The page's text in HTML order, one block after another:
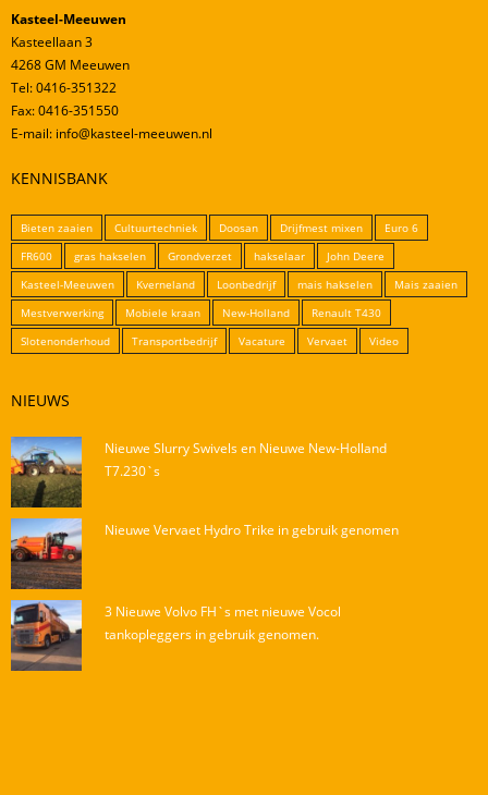
Kasteel-Meeuwen
Kasteellaan 3
4268 GM Meeuwen
Tel: 0416-351322
Fax: 0416-351550
E-mail: info@kasteel-meeuwen.nl
KENNISBANK
Bieten zaaien Cultuurtechniek Doosan Drijfmest mixen
Euro 6
FR600
gras hakselen Grondverzet hakselaar
John Deere
Kasteel-Meeuwen
Kverneland Loonbedrijf mais hakselen
Mais zaaien
Mestverwerking
Mobiele kraan New-Holland
Renault T430
Slotenonderhoud
Transportbedrijf Vacature Vervaet Video
NIEUWS
Nieuwe Slurry Swivels en Nieuwe New-Holland
T7.230`s
Nieuwe Vervaet Hydro Trike in gebruik genomen
3 Nieuwe Volvo FH`s met nieuwe Vocol
tankopleggers in gebruik genomen.